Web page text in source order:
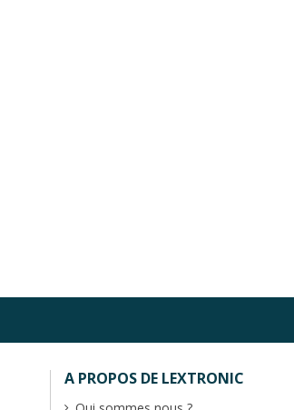
A PROPOS DE LEXTRONIC